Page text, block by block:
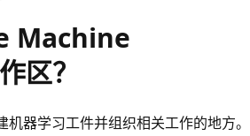
Machine
区？
器学习工件并组织相关工作的地方。